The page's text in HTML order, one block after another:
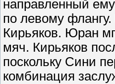
направленный
по левому
Кирьяков. Юран
мяч. Кирьяков
поскольку Сини
комбинация